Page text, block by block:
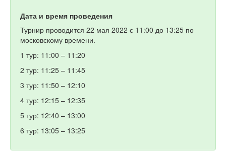
Дата и время проведения
Турнир проводится 22 мая 2022 с 11:00 до 13:25 по
московскому времени.
1 тур: 11:00 – 11:20
2 тур: 11:25 – 11:45
3 тур: 11:50 – 12:10
4 тур: 12:15 – 12:35
5 тур: 12:40 – 13:00
6 тур: 13:05 – 13:25